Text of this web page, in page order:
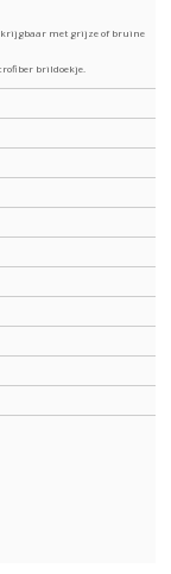
met grijze of bruine
brildoekje.